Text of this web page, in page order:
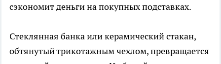
сэкономит деньги на покупных подставках.
Стеклянная банка или керамический стакан,
обтянутый трикотажным чехлом, превращается